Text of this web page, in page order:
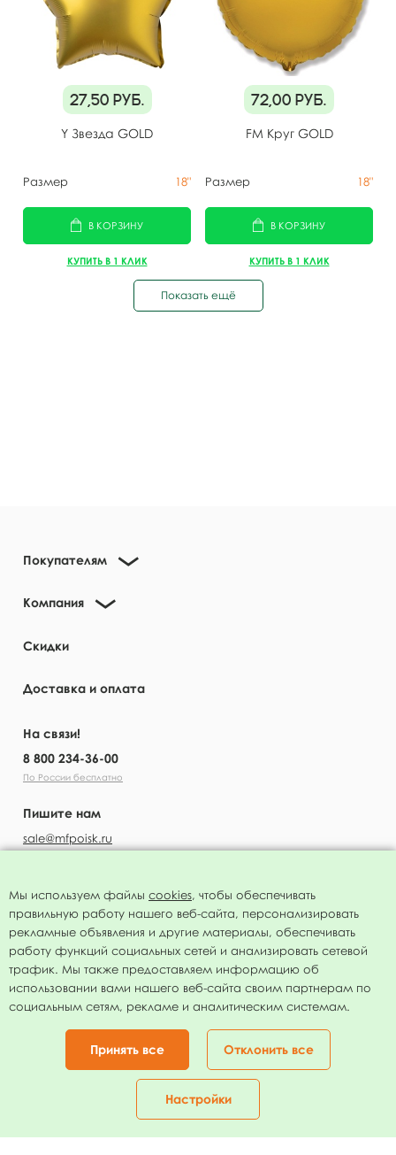
Корзина
27,50 руб.
Y Звезда GOLD
Размер 18"
В КОРЗИНУ
КУПИТЬ В 1 КЛИК
72,00 руб.
FM Круг GOLD
Размер 18"
В КОРЗИНУ
КУПИТЬ В 1 КЛИК
Показать ещё
Покупателям
Компания
Скидки
Доставка и оплата
На связи!
8 800 234-36-00
По России бесплатно
Пишите нам
sale@mfpoisk.ru
УЗНАВАЙТЕ ПЕРВЫМИ О НОВОСТЯХ
Нажимая на кнопку я соглашаюсь с
политикой конфиденциальности
Присоединяйтесь!
Мы используем файлы cookies, чтобы обеспечивать
правильную работу нашего веб-сайта, персонализировать
рекламные объявления и другие материалы, обеспечивать
работу функций социальных сетей и анализировать сетевой
трафик. Мы также предоставляем информацию об
использовании вами нашего веб-сайта своим партнерам по
социальным сетям, рекламе и аналитическим системам.
Принять все Отклонить все
Настройки